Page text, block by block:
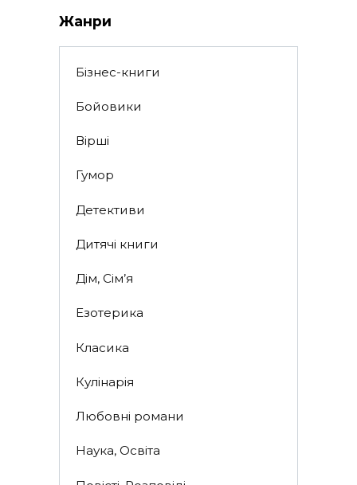
Жанри
Бізнес-книги
Бойовики
Вірші
Гумор
Детективи
Дитячі книги
Дім, Сім’я
Езотерика
Класика
Кулінарія
Любовні романи
Наука, Освіта